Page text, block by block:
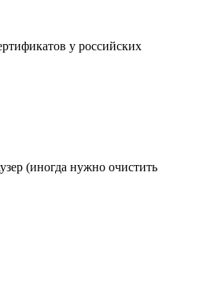
у российских
(иногда нужно очистить